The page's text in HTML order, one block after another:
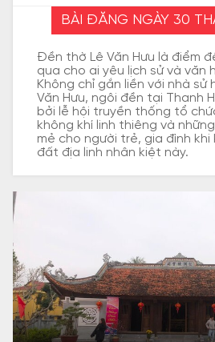
BÀI ĐĂNG NGÀY 30
Đền thờ Lê Văn Hưu là điểm
qua cho ai yêu lịch sử và văn
Không chỉ gắn liền với nhà sử
Văn Hưu, ngôi đền tại Thanh
bởi lễ hội truyền thống tổ
không khí linh thiêng và
mẻ cho người trẻ, gia đình khi
đất địa linh nhân kiệt này.